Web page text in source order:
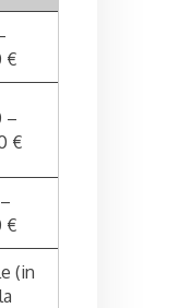
€
–
€
€
(in